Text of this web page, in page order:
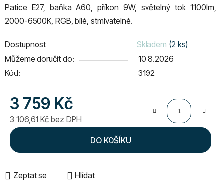
Patice E27, baňka A60, příkon 9W, světelný tok 1100lm,
2000-6500K, RGB, bílé, stmívatelné.
Dostupnost Skladem (2 ks)
Můžeme doručit do:
10.8.2026
Kód:
3192
3 759 Kč
3 106,61 Kč bez DPH
Měrná cena:
DO KOŠÍKU
Zeptat se Hlídat